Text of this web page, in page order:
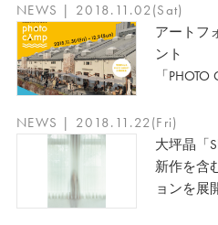
NEWS | 2018.11.02(Sat)
アートフ
ント
「
NEWS | 2018.11.22(Fri)
大坪晶「
新作を含
ョンを展